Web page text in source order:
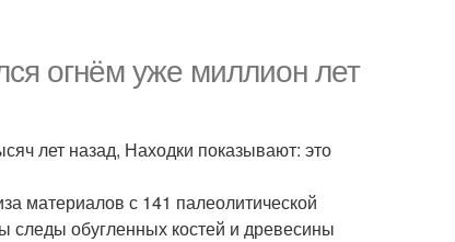
огнём уже миллион лет
лет назад, Находки показывают: это
материалов с 141 палеолитической
следы обугленных костей и древесины